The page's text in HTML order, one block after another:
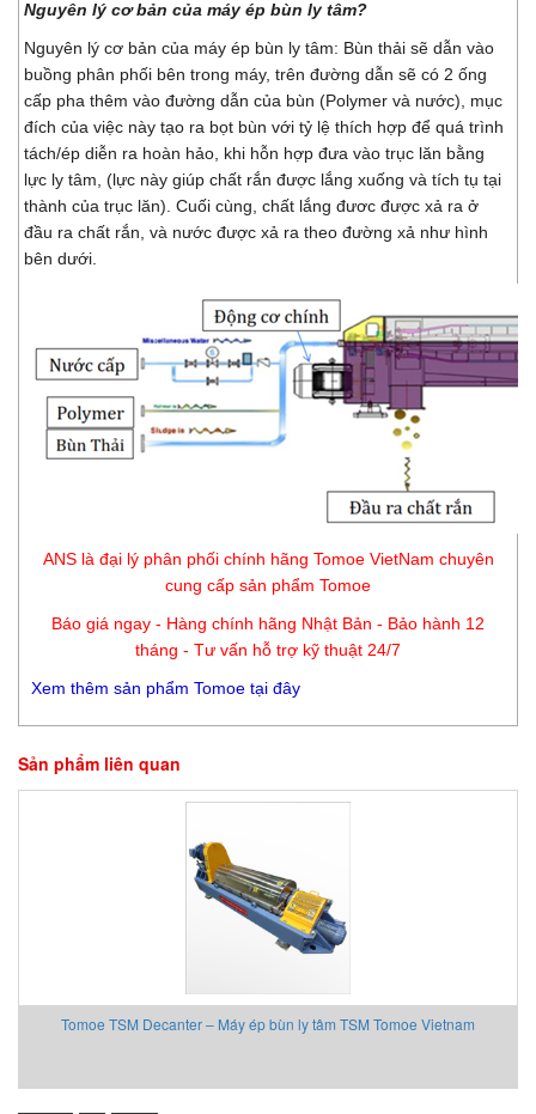
Nguyên lý cơ bản của máy ép bùn ly tâm?
Nguyên lý cơ bản của máy ép bùn ly tâm: Bùn thải sẽ dẫn vào
buồng phân phối bên trong máy, trên đường dẫn sẽ có 2 ống
cấp pha thêm vào đường dẫn của bùn (Polymer và nước), mục
đích của việc này tạo ra bọt bùn với tỷ lệ thích hợp để quá trình
tách/ép diễn ra hoàn hảo, khi hỗn hợp đưa vào trục lăn bằng
lực ly tâm, (lực này giúp chất rắn được lắng xuống và tích tụ tại
thành của trục lăn). Cuối cùng, chất lắng đươc được xả ra ở
đầu ra chất rắn, và nước được xả ra theo đường xả như hình
bên dưới.
ANS là đại lý phân phối chính hãng Tomoe VietNam chuyên
cung cấp sản phẩm Tomoe
Báo giá ngay - Hàng chính hãng Nhật Bản - Bảo hành 12
tháng - Tư vấn hỗ trợ kỹ thuật 24/7
Xem thêm sản phẩm Tomoe tại đây
Sản phẩm liên quan
Tomoe TSM Decanter – Máy ép bùn ly tâm TSM Tomoe Vietnam